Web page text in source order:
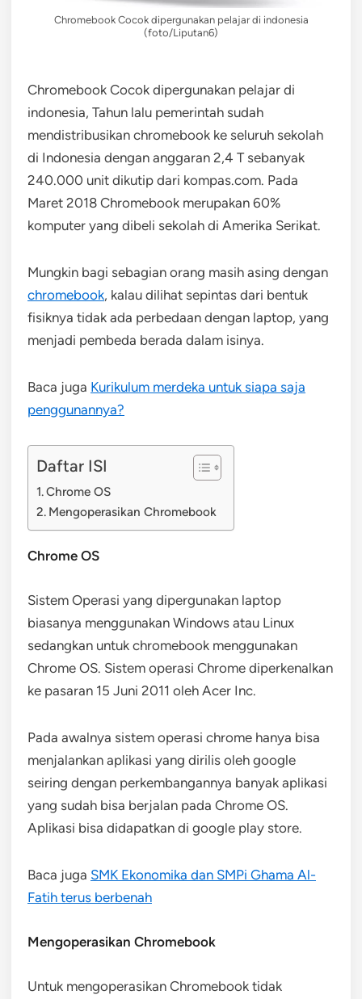
Chromebook Cocok dipergunakan pelajar di indonesia
(foto/Liputan6)
Chromebook Cocok dipergunakan pelajar di
indonesia, Tahun lalu pemerintah sudah
mendistribusikan chromebook ke seluruh sekolah
di Indonesia dengan anggaran 2,4 T sebanyak
240.000 unit dikutip dari kompas.com. Pada
Maret 2018 Chromebook merupakan 60%
komputer yang dibeli sekolah di Amerika Serikat.
Mungkin bagi sebagian orang masih asing dengan
chromebook, kalau dilihat sepintas dari bentuk
fisiknya tidak ada perbedaan dengan laptop, yang
menjadi pembeda berada dalam isinya.
Baca juga Kurikulum merdeka untuk siapa saja
penggunannya?
Daftar ISI
Chrome OS
Mengoperasikan Chromebook
Chrome OS
Sistem Operasi yang dipergunakan laptop
biasanya menggunakan Windows atau Linux
sedangkan untuk chromebook menggunakan
Chrome OS. Sistem operasi Chrome diperkenalkan
ke pasaran 15 Juni 2011 oleh Acer Inc.
Pada awalnya sistem operasi chrome hanya bisa
menjalankan aplikasi yang dirilis oleh google
seiring dengan perkembangannya banyak aplikasi
yang sudah bisa berjalan pada Chrome OS.
Aplikasi bisa didapatkan di google play store.
Baca juga SMK Ekonomika dan SMPi Ghama Al-
Fatih terus berbenah
Mengoperasikan Chromebook
Untuk mengoperasikan Chromebook tidak